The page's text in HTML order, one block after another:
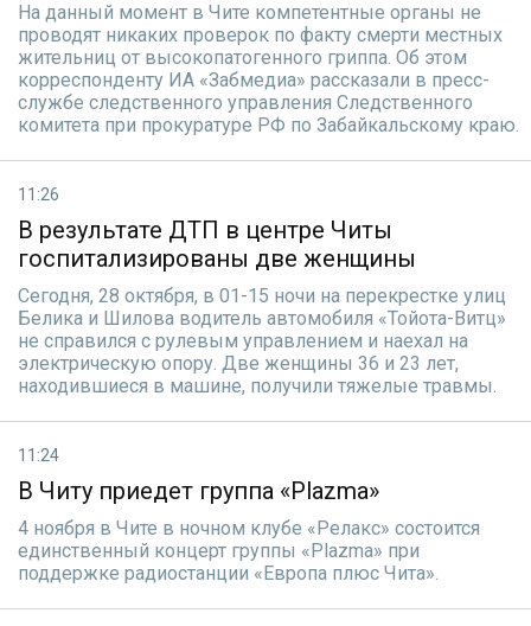
На данный момент в Чите компетентные органы не
проводят никаких проверок по факту смерти местных
жительниц от высокопатогенного гриппа. Об этом
корреспонденту ИА «Забмедиа» рассказали в пресс-
службе следственного управления Следственного
комитета при прокуратуре РФ по Забайкальскому краю.
11:26
В результате ДТП в центре Читы
госпитализированы две женщины
Сегодня, 28 октября, в 01-15 ночи на перекрестке улиц
Белика и Шилова водитель автомобиля «Тойота-Витц»
не справился с рулевым управлением и наехал на
электрическую опору. Две женщины 36 и 23 лет,
находившиеся в машине, получили тяжелые травмы.
11:24
В Читу приедет группа «Plazma»
4 ноября в Чите в ночном клубе «Релакс» состоится
единственный концерт группы «Plazma» при
поддержке радиостанции «Европа плюс Чита».